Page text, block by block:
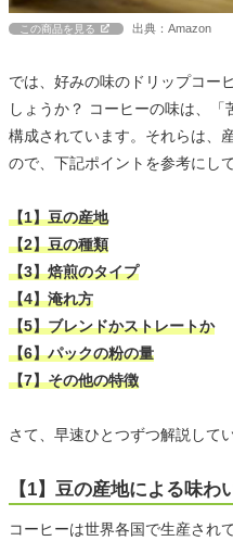
この商品を見る 出典：Amazon
では、好みの味のドリップコー
しょうか？ コーヒーの味は、
構成されています。それらは、
ので、下記ポイントを参考にし
【1】豆の産地
【2】豆の種類
【3】焙煎のタイプ
【4】淹れ方
【5】ブレンドかストレートか
【6】パックの粉の量
【7】その他の特徴
さて、早速ひとつずつ解説して
【1】豆の産地による味わ
コーヒーは世界各国で生産され